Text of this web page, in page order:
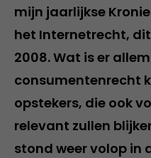
mijn jaarlijkse
het Internetrecht,
2008. Wat is er
consumentenrecht
opstekers, die ook
relevant zullen
stond weer volop in